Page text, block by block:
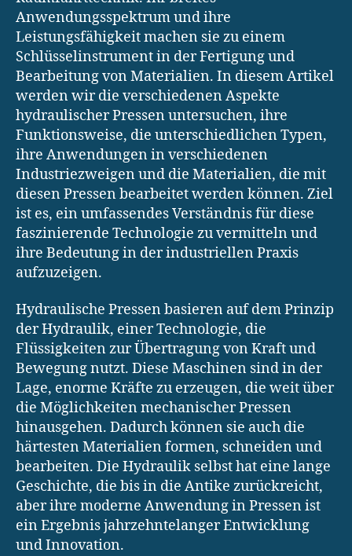
Anwendungsspektrum und ihre
Leistungsfähigkeit machen sie zu einem
Schlüsselinstrument in der Fertigung und
Bearbeitung von Materialien. In diesem Artikel
werden wir die verschiedenen Aspekte
hydraulischer Pressen untersuchen, ihre
Funktionsweise, die unterschiedlichen Typen,
ihre Anwendungen in verschiedenen
Industriezweigen und die Materialien, die mit
diesen Pressen bearbeitet werden können. Ziel
ist es, ein umfassendes Verständnis für diese
faszinierende Technologie zu vermitteln und
ihre Bedeutung in der industriellen Praxis
aufzuzeigen.
Hydraulische Pressen basieren auf dem Prinzip
der Hydraulik, einer Technologie, die
Flüssigkeiten zur Übertragung von Kraft und
Bewegung nutzt. Diese Maschinen sind in der
Lage, enorme Kräfte zu erzeugen, die weit über
die Möglichkeiten mechanischer Pressen
hinausgehen. Dadurch können sie auch die
härtesten Materialien formen, schneiden und
bearbeiten. Die Hydraulik selbst hat eine lange
Geschichte, die bis in die Antike zurückreicht,
aber ihre moderne Anwendung in Pressen ist
ein Ergebnis jahrzehntelanger Entwicklung
und Innovation.